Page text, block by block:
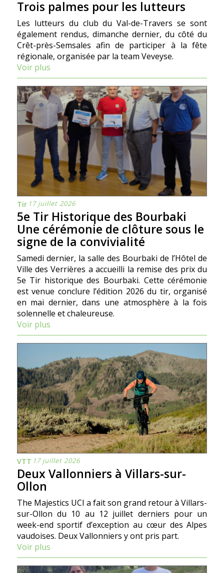
Trois palmes pour les lutteurs
Les lutteurs du club du Val-de-Travers se sont
également rendus, dimanche dernier, du côté du
Crêt-près-Semsales afin de participer à la fête
régionale, organisée par la team Veveyse.
Voir plus
Tir 17 juillet 2026
5e Tir Historique des Bourbaki
Une cérémonie de clôture sous le
signe de la convivialité
Samedi dernier, la salle des Bourbaki de l’Hôtel de
Ville des Verrières a accueilli la remise des prix du
5e Tir historique des Bourbaki. Cette cérémonie
est venue conclure l’édition 2026 du tir, organisé
en mai dernier, dans une atmosphère à la fois
solennelle et chaleureuse.
Voir plus
VTT 17 juillet 2026
Deux Vallonniers à Villars-sur-
Ollon
The Majestics UCI a fait son grand retour à Villars-
sur-Ollon du 10 au 12 juillet derniers pour un
week-end sportif d’exception au cœur des Alpes
vaudoises. Deux Vallonniers y ont pris part.
Voir plus